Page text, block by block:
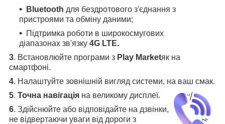
Bluetooth для бездротового з'єднання з
пристроями та обміну даними;
Підтримка роботи в широкосмугових
діапазонах зв'язку 4G LTE.
3. Встановлюйте програми з Play Marketяк на
смартфоні.
4. Налаштуйте зовнішній вигляд системи, на ваш смак.
5. Точна навігація на великому дисплеї.
6. Здійснюйте або відповідайте на дзвінки,
не відвертаючи уваги від дороги з